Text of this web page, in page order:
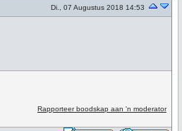
Di., 07 Augustus 2018 14:53
Rapporteer boodskap aan 'n moderator